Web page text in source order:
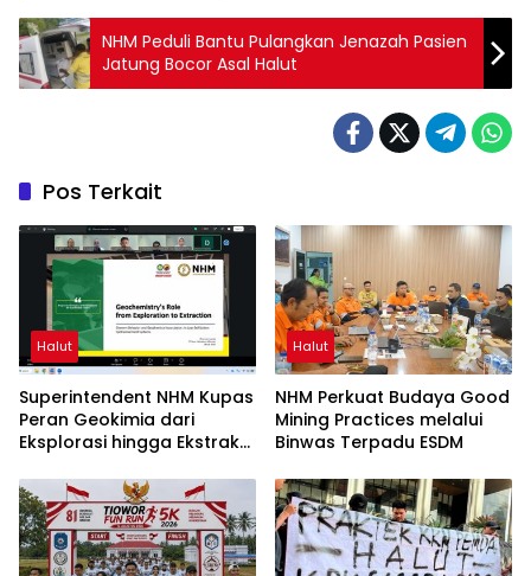
NHM Peduli Bantu Pulangkan Jenazah Pasien
Jatung Bocor Asal Halut
Pos Terkait
Halut
Superintendent NHM Kupas
Peran Geokimia dari
Eksplorasi hingga Ekstraksi
UNG
Halut
NHM Perkuat Budaya Good
Mining Practices melalui
Binwas Terpadu ESDM